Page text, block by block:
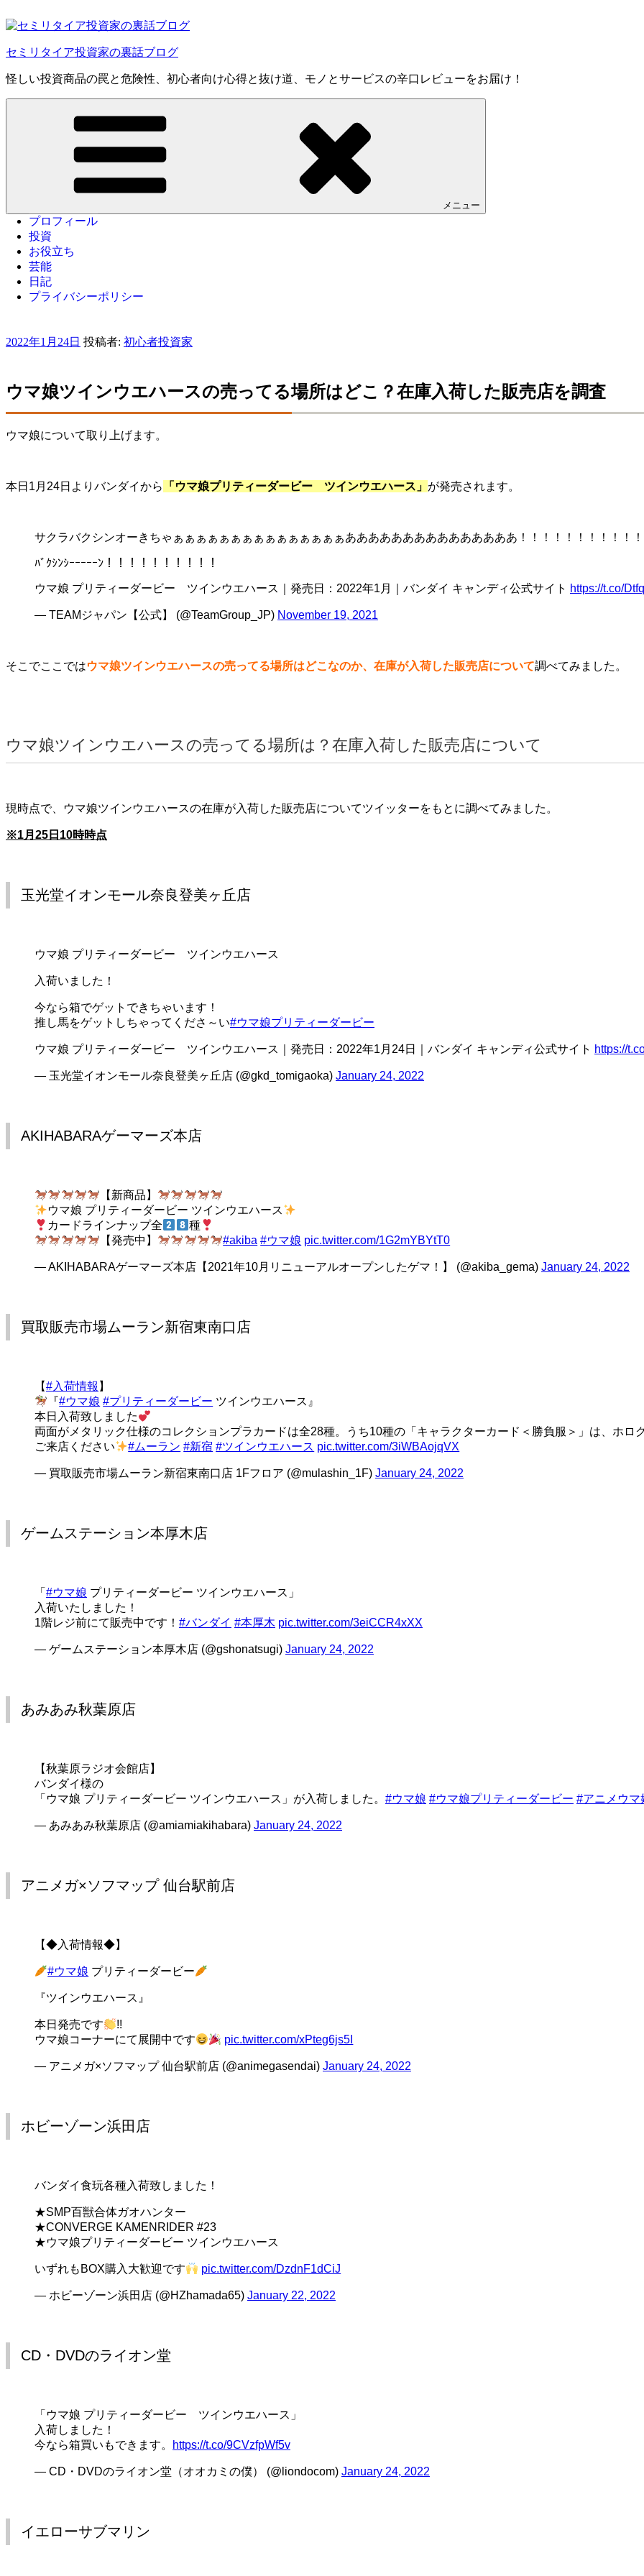
ン
ン
ツ
へ
ス
セミリタイア投資家の裏話ブログ
怪しい投資商品の罠と危険性、初心者向け心得と抜け道、モノとサービスの辛口レビューをお届け！
メニュー
プロフィール
投資
お役立ち
芸能
日記
プライバシーポリシー
投
2022年1月24日 投稿者: 初心者投資家
ウマ娘ツインウエハースの売ってる場所はどこ？在庫入荷した販売店を調査
ウマ娘について取り上げます。
本日1月24日よりバンダイから 「ウマ娘プリティーダービー ツインウエハース」 が発売されます。
サクラバクシンオーきちゃぁぁぁぁぁぁぁぁぁぁぁぁぁぁぁあああああああああああああああ！！！！！！！！！！！
ﾊﾞｸｼﾝｼｰｰｰｰｰﾝ！！！！！！！！！！
ウマ娘 プリティーダービー ツインウエハース｜発売日：2022年1月｜バンダイ キャンディ公式サイト https://t.co/
— TEAMジャパン【公式】 (@TeamGroup_JP) November 19, 2021
そこでここではウマ娘ツインウエハースの売ってる場所はどこなのか、在庫が入荷した販売店について調べてみました。
ウマ娘ツインウエハースの売ってる場所は？在庫入荷した販売店について
現時点で、ウマ娘ツインウエハースの在庫が入荷した販売店についてツイッターをもとに調べてみました。
※1月25日10時時点
玉光堂イオンモール奈良登美ヶ丘店
ウマ娘 プリティーダービー ツインウエハース
入荷いました！
今なら箱でゲットできちゃいます！
推し馬をゲットしちゃってくださ～い#ウマ娘プリティーダービー
ウマ娘 プリティーダービー ツインウエハース｜発売日：2022年1月24日｜バンダイ キャンディ公式サイト https://
— 玉光堂イオンモール奈良登美ヶ丘店 (@gkd_tomigaoka) January 24, 2022
AKIHABARAゲーマーズ本店
【新商品】
ウマ娘 プリティーダービー ツインウエハース
カードラインナップ全
種
【発売中】
#akiba #ウマ娘 pic.twitter.com/1G2mYBYtT0
— AKIHABARAゲーマーズ本店【2021年10月リニューアルオープンしたゲマ！】 (@akiba_gema) January 24, 2022
買取販売市場ムーラン新宿東南口店
【#入荷情報 】
『#ウマ娘 #プリティーダービー ツインウエハース』
本日入荷致しました
両面がメタリック仕様のコレクションプラカードは全28種。うち10種の「キャラクターカード＜勝負服＞」は、ホロ
ご来店ください
#ムーラン #新宿 #ツインウエハース pic.twitter.com/3iWBAojqVX
— 買取販売市場ムーラン新宿東南口店 1Fフロア (@mulashin_1F) January 24, 2022
ゲームステーション本厚木店
「 #ウマ娘 プリティーダービー ツインウエハース」
入荷いたしました！
1階レジ前にて販売中です！ #バンダイ #本厚木 pic.twitter.com/3eiCCR4xXX
— ゲームステーション本厚木店 (@gshonatsugi) January 24, 2022
あみあみ秋葉原店
【秋葉原ラジオ会館店】
バンダイ様の
「ウマ娘 プリティーダービー ツインウエハース」が入荷しました。 #ウマ娘 #ウマ娘プリティーダービー #アニメウマ
— あみあみ秋葉原店 (@amiamiakihabara) January 24, 2022
アニメガ×ソフマップ 仙台駅前店
【◆入荷情報◆】
#ウマ娘 プリティーダービー
『ツインウエハース』
本日発売です
!!
ウマ娘コーナーにて展開中です
pic.twitter.com/xPteg6js5I
— アニメガ×ソフマップ 仙台駅前店 (@animegasendai) January 24, 2022
ホビーゾーン浜田店
バンダイ食玩各種入荷致しました！
★SMP百獣合体ガオハンター
★CONVERGE KAMENRIDER #23
★ウマ娘プリティーダービー ツインウエハース
いずれもBOX購入大歓迎です pic.twitter.com/DzdnF1dCiJ
— ホビーゾーン浜田店 (@HZhamada65) January 22, 2022
CD・DVDのライオン堂
「ウマ娘 プリティーダービー ツインウエハース」
入荷しました！
今なら箱買いもできます。
https://t.co/9CVzfpWf5v
— CD・DVDのライオン堂（オオカミの僕） (@liondocom) January 24, 2022
イエローサブマリン